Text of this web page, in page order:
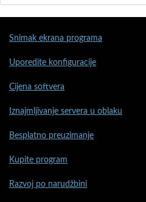
Snimak ekrana programa
Uporedite konfiguracije
Cijena softvera
Iznajmljivanje servera u oblaku
Besplatno preuzimanje
Kupite program
Razvoj po narudžbini